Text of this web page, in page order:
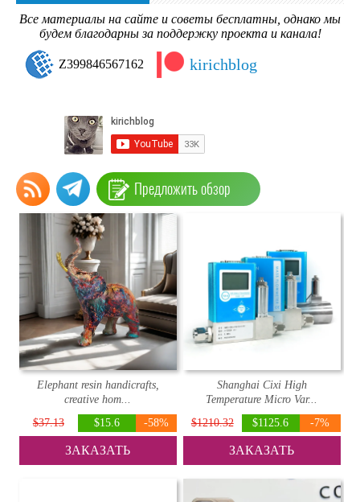
Все материалы на сайте и советы бесплатны, однако мы
будем благодарны за поддержку проекта и канала!
Z399846567162 kirichblog
Предложить обзор
Elephant resin handicrafts,
creative hom...
$37.13
$15.6 -58%
ЗАКАЗАТЬ
Shanghai Cixi High
Temperature Micro Var...
$1210.32
$1125.6 -7%
ЗАКАЗАТЬ